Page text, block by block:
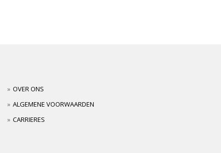
OVER ONS
ALGEMENE VOORWAARDEN
CARRIERES